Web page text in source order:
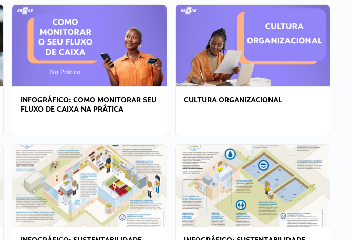
INFOGRÁFICO: COMO MONITORAR SEU
FLUXO DE CAIXA NA PRÁTICA
CULTURA ORGANIZACIONAL